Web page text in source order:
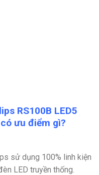
RS100B LED5
ưu điểm gì?
sử dụng 100% linh kiện
LED truyền thống.